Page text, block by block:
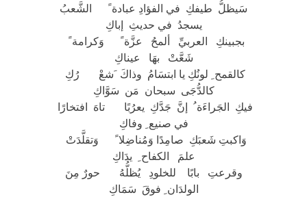
سَيظلُّ طيفكِ في الفؤادِ عبادة ً الشَّعبُ
يسجدُ في حديثِ إباكِ
بجبينكِ العربيِّ ألمحُ عزَّة ً وَكرامة ً
شَعَّتْ بهَا عيناكِ
كالقمح ِ لونُكِ يا ابتسَامُ وذاكَ َشعْ رُكِ
كالدُّجَى سبحان مَن سَوَّاكِ
فيكِ الجَراءَة ُ إنَّ جَدَّكِ يعرُبًا تاهَ افتخارًا
في صنيع ِ وفاكِ
وَاكبتِ شَعبَكِ صامِدًا وَمُناضِلا ً وَتقلَّدَتْ
علمَ الكفاح ِ يدَاكِ
وقرعتِ بابًا للخلودِ يُظلُّهُ حورٌ مِنَ
الولدَان ِ فوقَ سَمَاكِ